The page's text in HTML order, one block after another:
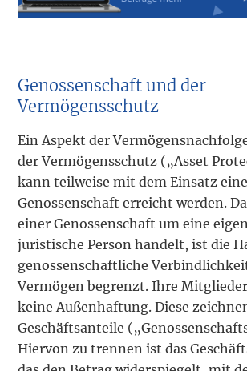
Genossenschaft und der
Vermögensschutz
Ein Aspekt der
der Vermögensschutz („Asset
kann teilweise mit dem Einsatz
Genossenschaft erreicht werden.
einer Genossenschaft um eine
juristische Person handelt, ist die
genossenschaftliche
Vermögen begrenzt. Ihre
keine Außenhaftung. Diese
Geschäftsanteile
Hiervon zu trennen ist das